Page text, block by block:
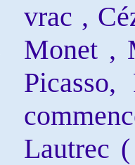
vrac ,
Monet ,
Lautrec